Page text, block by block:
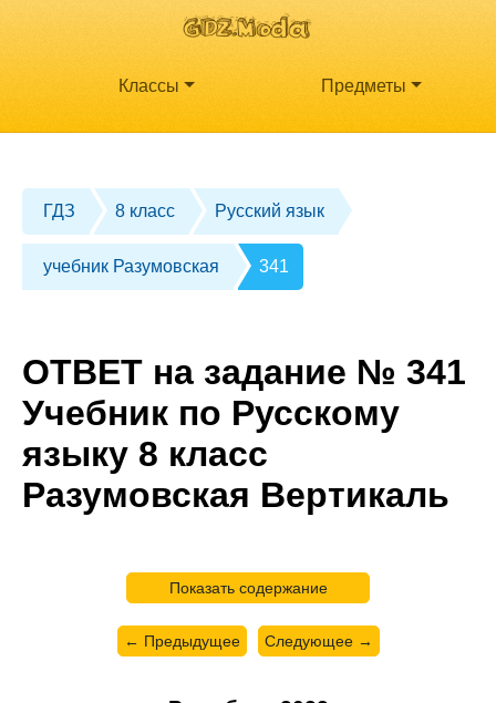
Классы Предметы
ГДЗ 8 класс Русский язык
учебник Разумовская 341
ОТВЕТ на задание № 341
Учебник по Русскому
языку 8 класс
Разумовская Вертикаль
Показать содержание
← Предыдущее Следующее →